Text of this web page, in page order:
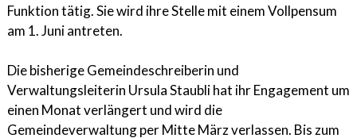
Funktion tätig. Sie wird ihre Stelle mit einem Vollpensum
am 1. Juni antreten.
Die bisherige Gemeindeschreiberin und
Verwaltungsleiterin Ursula Staubli hat ihr Engagement um
einen Monat verlängert und wird die
Gemeindeverwaltung per Mitte März verlassen. Bis zum